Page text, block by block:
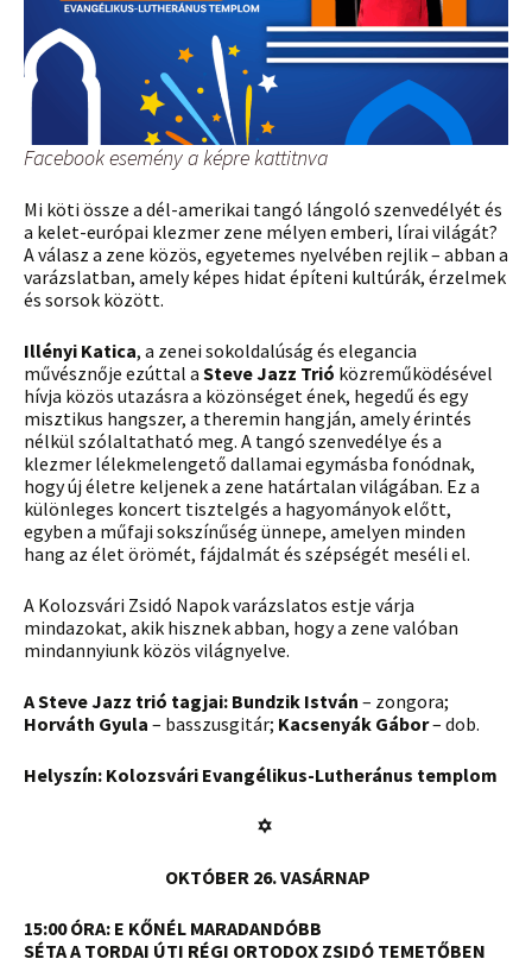
Facebook esemény a képre kattitnva
Mi köti össze a dél-amerikai tangó lángoló szenvedélyét és
a kelet-európai klezmer zene mélyen emberi, lírai világát?
A válasz a zene közös, egyetemes nyelvében rejlik – abban a
varázslatban, amely képes hidat építeni kultúrák, érzelmek
és sorsok között.
Illényi Katica, a zenei sokoldalúság és elegancia
művésznője ezúttal a Steve Jazz Trió közreműködésével
hívja közös utazásra a közönséget ének, hegedű és egy
misztikus hangszer, a theremin hangján, amely érintés
nélkül szólaltatható meg. A tangó szenvedélye és a
klezmer lélekmelengető dallamai egymásba fonódnak,
hogy új életre keljenek a zene határtalan világában. Ez a
különleges koncert tisztelgés a hagyományok előtt,
egyben a műfaji sokszínűség ünnepe, amelyen minden
hang az élet örömét, fájdalmát és szépségét meséli el.
A Kolozsvári Zsidó Napok varázslatos estje várja
mindazokat, akik hisznek abban, hogy a zene valóban
mindannyiunk közös világnyelve.
A Steve Jazz trió tagjai: Bundzik István – zongora;
Horváth Gyula – basszusgitár; Kacsenyák Gábor– dob.
Helyszín: Kolozsvári Evangélikus-Lutheránus templom
✡
OKTÓBER 26. VASÁRNAP
15:00 ÓRA: E KŐNÉL MARADANDÓBB
SÉTA A TORDAI ÚTI RÉGI ORTODOX ZSIDÓ TEMETŐBEN